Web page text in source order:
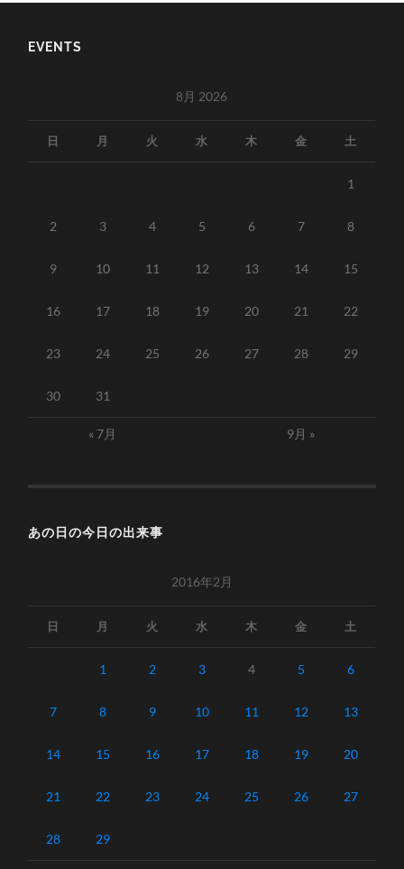
EVENTS
8月 2026
日 月 火 水 木 金 土
1
2 3 4 5 6 7 8
9 10 11 12 13 14 15
16 17 18 19 20 21 22
23 24 25 26 27 28 29
30 31
« 7月 9月 »
あの日の今日の出来事
2016年2月
日 月 火 水 木 金 土
1 2 3 4 5 6
7 8 9 10 11 12 13
14 15 16 17 18 19 20
21 22 23 24 25 26 27
28 29